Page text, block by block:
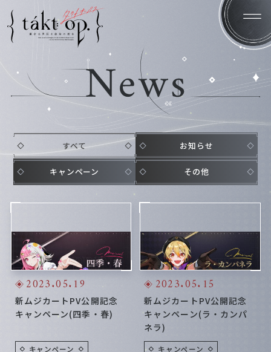
Home
News
Introduction
System
Character
Staff/Cast
Products
Gallery
Special
すべて お知らせ
キャンペーン その他
2023.05.19
新ムジカートPV公開記念
キャンペーン(四季・春)
キャンペーン
2023.05.15
新ムジカートPV公開記念
キャンペーン(ラ・カンパ
ネラ)
キャンペーン